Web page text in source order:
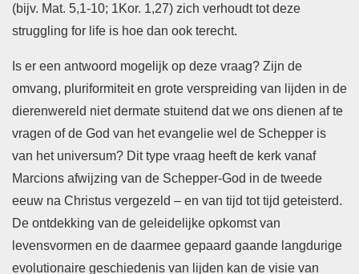
(bijv. Mat. 5,1-10; 1Kor. 1,27) zich verhoudt tot deze
struggling for life is hoe dan ook terecht.
Is er een antwoord mogelijk op deze vraag? Zijn de
omvang, pluriformiteit en grote verspreiding van lijden in de
dierenwereld niet dermate stuitend dat we ons dienen af te
vragen of de God van het evangelie wel de Schepper is
van het universum? Dit type vraag heeft de kerk vanaf
Marcions afwijzing van de Schepper-God in de tweede
eeuw na Christus vergezeld – en van tijd tot tijd geteisterd.
De ontdekking van de geleidelijke opkomst van
levensvormen en de daarmee gepaard gaande langdurige
evolutionaire geschiedenis van lijden kan de visie van